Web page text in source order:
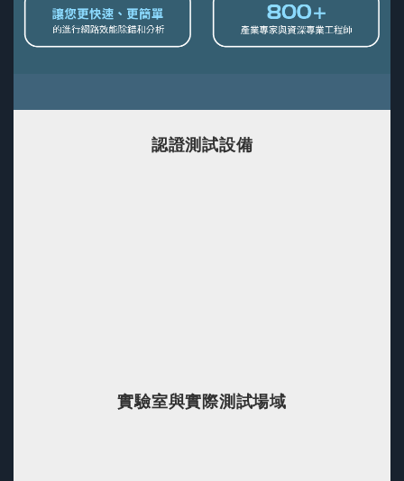
認證測試設備
實驗室與實際測試場域